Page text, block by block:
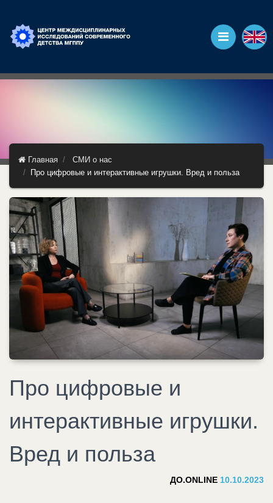
Главная
СМИ о нас
Про цифровые и интерактивные игрушки. Вред и польза
Про цифровые и
интерактивные игрушки.
Вред и польза
ДО.ONLINE 10.10.2023